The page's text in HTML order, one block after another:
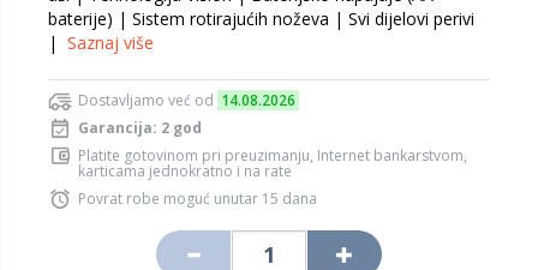
baterije) | Sistem rotirajućih noževa | Svi dijelovi perivi
| Saznaj više
Dostavljamo već od 14.08.2026
Garancija: 2 god
Platite gotovinom pri preuzimanju, Internet bankarstvom,
karticama jednokratno i na rate
Povrat robe moguć unutar 15 dana